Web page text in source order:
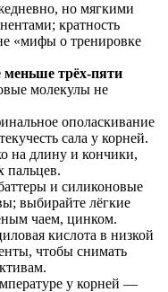
но мягкими
кратность
«мифы о тренировке
трёх‑пяти
молекулы не
ополаскивание
сала у корней.
на длину и кончики,
пальцев.
и силиконовые
выбирайте лёгкие
чаем, цинком.
кислота в низкой
чтобы снимать
у корней —